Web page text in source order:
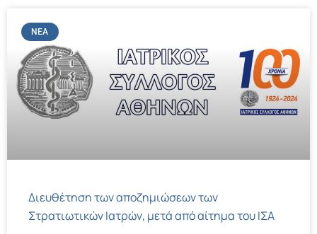
ΝΈΑ
Διευθέτηση των αποζημιώσεων των
Στρατιωτικών Ιατρών, μετά από αίτημα του ΙΣΑ